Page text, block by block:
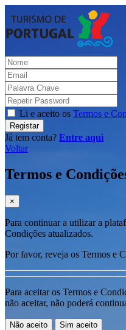
Li e aceito os Termos e
Registar
Já tem conta? Entre aqui
Voltar
Termos e
×
Para continuar a utilizar a
Condições atualizados.
Por favor, reveja os Termos e
Para aceitar os Termos e
não aceitar, não poderá
Não aceito Sim aceito